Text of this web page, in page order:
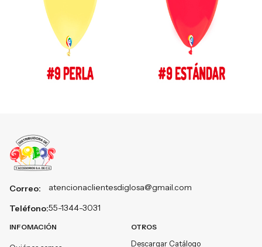
Correo:
Teléfono:
atencionaclientesdiglosa@gmail.com
55-1344-3031
INFOMACIÓN OTROS
Descargar Catálogo